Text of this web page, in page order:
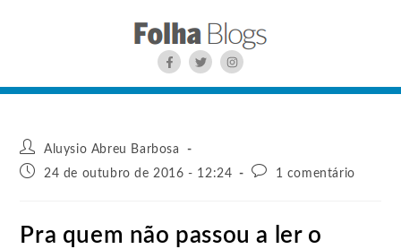
Aluysio Abreu Barbosa
24 de outubro de 2016 - 12:24
1 comentário
Pra quem não passou a ler o